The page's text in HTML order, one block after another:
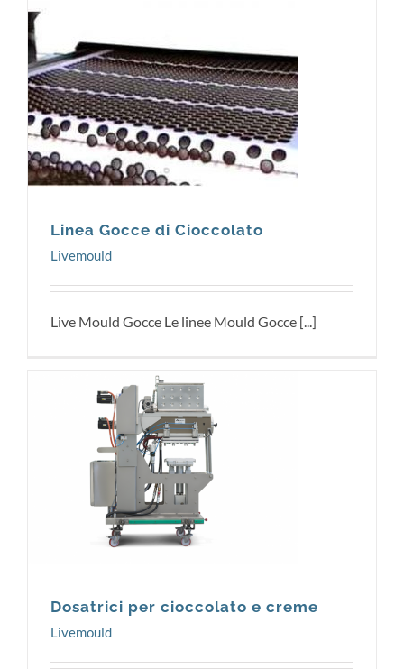
Livemould
Linea Gocce di Cioccolato
Livemould
Live Mould Gocce Le linee Mould Gocce [...]
Livemould
Dosatrici per cioccolato e creme
Livemould